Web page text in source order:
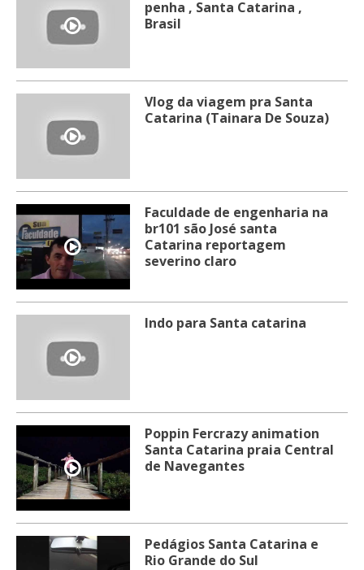
penha , Santa Catarina ,
Brasil
Vlog da viagem pra Santa
Catarina (Tainara De Souza)
Faculdade de engenharia na
br101 são José santa
Catarina reportagem
severino claro
Indo para Santa catarina
Poppin Fercrazy animation
Santa Catarina praia Central
de Navegantes
Pedágios Santa Catarina e
Rio Grande do Sul